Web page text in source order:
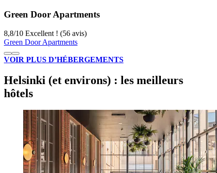
Green Door Apartments
8,8/10 Excellent ! (56 avis)
Green Door Apartments
VOIR PLUS D’HÉBERGEMENTS
Helsinki (et environs) : les meilleurs
hôtels